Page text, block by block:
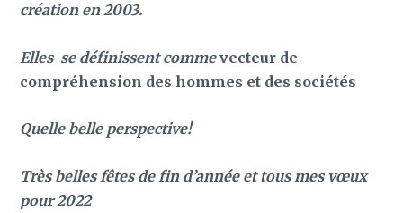
création en 2003.
Elles se définissent commevecteur de
compréhension des hommes et des sociétés
Quelle belle perspective!
Très belles fêtes de fin d’année et tous mes vœux
pour 2022